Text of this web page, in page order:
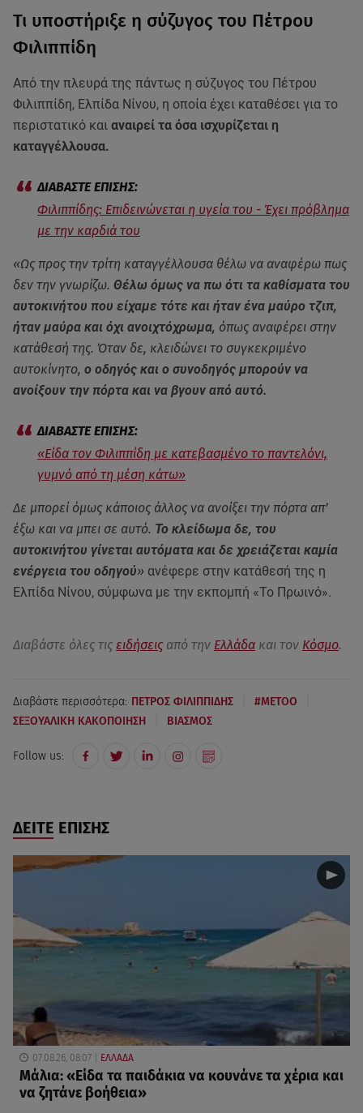
Τι υποστήριξε η σύζυγος του Πέτρου
Φιλιππίδη
Από την πλευρά της πάντως η σύζυγος του Πέτρου
Φιλιππίδη, Ελπίδα Νίνου, η οποία έχει καταθέσει για το
περιστατικό και αναιρεί τα όσα ισχυρίζεται η
καταγγέλλουσα.
Φιλιππίδης: Επιδεινώνεται η υγεία του - Έχει πρόβλημα
με την καρδιά του
«Ως προς την τρίτη καταγγέλλουσα θέλω να αναφέρω πως
δεν την γνωρίζω. Θέλω όμως να πω ότι τα καθίσματα του
αυτοκινήτου που είχαμε τότε και ήταν ένα μαύρο τζιπ,
ήταν μαύρα και όχι ανοιχτόχρωμα, όπως αναφέρει στην
κατάθεσή της. Όταν δε, κλειδώνει το συγκεκριμένο
αυτοκίνητο, ο οδηγός και ο συνοδηγός μπορούν να
ανοίξουν την πόρτα και να βγουν από αυτό.
«Είδα τον Φιλιππίδη με κατεβασμένο το παντελόνι,
γυμνό από τη μέση κάτω»
Δε μπορεί όμως κάποιος άλλος να ανοίξει την πόρτα απ’
έξω και να μπει σε αυτό. Το κλείδωμα δε, του
αυτοκινήτου γίνεται αυτόματα και δε χρειάζεται καμία
ενέργεια του οδηγού» ανέφερε στην κατάθεσή της η
Ελπίδα Νίνου, σύμφωνα με την εκπομπή «Το Πρωινό».
Διαβάστε όλες τις ειδήσεις από την Ελλάδα και τον Κόσμο.
Διαβάστε περισσότερα: ΠΕΤΡΟΣ ΦΙΛΙΠΠΙΔΗΣ #METOO
ΣΕΞΟΥΑΛΙΚΗ ΚΑΚΟΠΟΙΗΣΗ ΒΙΑΣΜΟΣ
Follow us:
ΔΕΙΤΕ ΕΠΙΣΗΣ
07.08.26, 08:07 ΕΛΛΑΔΑ
Μάλια: «Είδα τα παιδάκια να κουνάνε τα χέρια και
να ζητάνε βοήθεια»